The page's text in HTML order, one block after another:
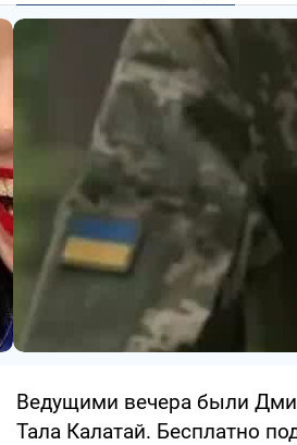
Ведущими вечера были
Тала Калатай. Бесплатно